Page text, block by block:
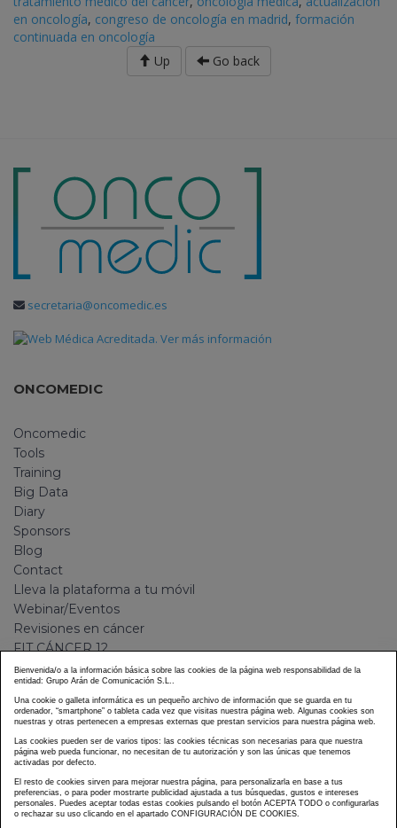
en oncología, congreso de oncología en madrid, formación
continuada en oncología
Up
Go back
secretaria@oncomedic.es
ONCOMEDIC
Oncomedic
Tools
Training
Big Data
Diary
Sponsors
Blog
Contact
Lleva la plataforma a tu móvil
Webinar/Eventos
Revisiones en cáncer
FIT CÁNCER 12
GOTEL
Camino a Windy City
Plan de transición hacia la nueva normalidad
LEGAL
Legal Warning
Privacy and data protection policy
Bienvenida/o a la información básica sobre las cookies de la página web responsabilidad de la
entidad: Grupo Arán de Comunicación S.L..
Una cookie o galleta informática es un pequeño archivo de información que se guarda en tu
ordenador, “smartphone” o tableta cada vez que visitas nuestra página web. Algunas cookies son
nuestras y otras pertenecen a empresas externas que prestan servicios para nuestra página web.
Las cookies pueden ser de varios tipos: las cookies técnicas son necesarias para que nuestra
página web pueda funcionar, no necesitan de tu autorización y son las únicas que tenemos
activadas por defecto.
El resto de cookies sirven para mejorar nuestra página, para personalizarla en base a tus
preferencias, o para poder mostrarte publicidad ajustada a tus búsquedas, gustos e intereses
personales. Puedes aceptar todas estas cookies pulsando el botón ACEPTA TODO o configurarlas
o rechazar su uso clicando en el apartado CONFIGURACIÓN DE COOKIES.